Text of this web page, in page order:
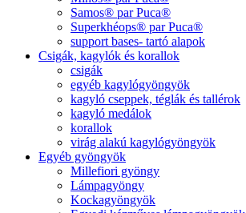
Samos® par Puca®
Superkhéops® par Puca®
support bases- tartó alapok
Csigák, kagylók és korallok
csigák
egyéb kagylógyöngyök
kagyló cseppek, téglák és tallérok
kagyló medálok
korallok
virág alakú kagylógyöngyök
Egyéb gyöngyök
Millefiori gyöngy
Lámpagyöngy
Kockagyöngyök